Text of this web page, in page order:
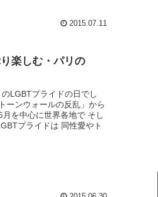
2015.07.11
楽しむ・パリの
LGBTプライドの日でし
ーンウォールの反乱」から
を中心に世界各地で そし
プライドは 同性愛やト